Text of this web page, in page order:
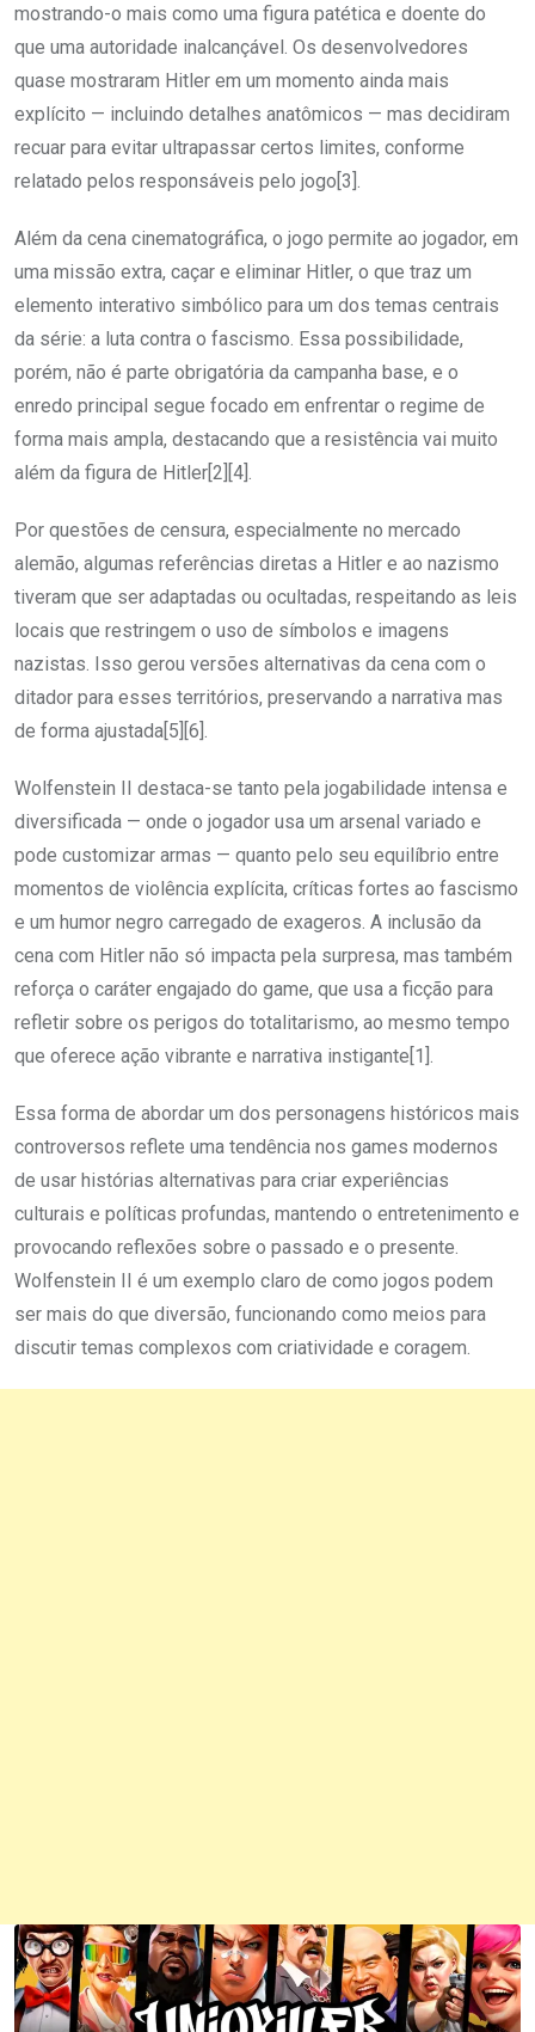
mostrando-o mais como uma figura patética e doente do
que uma autoridade inalcançável. Os desenvolvedores
quase mostraram Hitler em um momento ainda mais
explícito — incluindo detalhes anatômicos — mas decidiram
recuar para evitar ultrapassar certos limites, conforme
relatado pelos responsáveis pelo jogo[3].
Além da cena cinematográfica, o jogo permite ao jogador, em
uma missão extra, caçar e eliminar Hitler, o que traz um
elemento interativo simbólico para um dos temas centrais
da série: a luta contra o fascismo. Essa possibilidade,
porém, não é parte obrigatória da campanha base, e o
enredo principal segue focado em enfrentar o regime de
forma mais ampla, destacando que a resistência vai muito
além da figura de Hitler[2][4].
Por questões de censura, especialmente no mercado
alemão, algumas referências diretas a Hitler e ao nazismo
tiveram que ser adaptadas ou ocultadas, respeitando as leis
locais que restringem o uso de símbolos e imagens
nazistas. Isso gerou versões alternativas da cena com o
ditador para esses territórios, preservando a narrativa mas
de forma ajustada[5][6].
Wolfenstein II destaca-se tanto pela jogabilidade intensa e
diversificada — onde o jogador usa um arsenal variado e
pode customizar armas — quanto pelo seu equilíbrio entre
momentos de violência explícita, críticas fortes ao fascismo
e um humor negro carregado de exageros. A inclusão da
cena com Hitler não só impacta pela surpresa, mas também
reforça o caráter engajado do game, que usa a ficção para
refletir sobre os perigos do totalitarismo, ao mesmo tempo
que oferece ação vibrante e narrativa instigante[1].
Essa forma de abordar um dos personagens históricos mais
controversos reflete uma tendência nos games modernos
de usar histórias alternativas para criar experiências
culturais e políticas profundas, mantendo o entretenimento e
provocando reflexões sobre o passado e o presente.
Wolfenstein II é um exemplo claro de como jogos podem
ser mais do que diversão, funcionando como meios para
discutir temas complexos com criatividade e coragem.